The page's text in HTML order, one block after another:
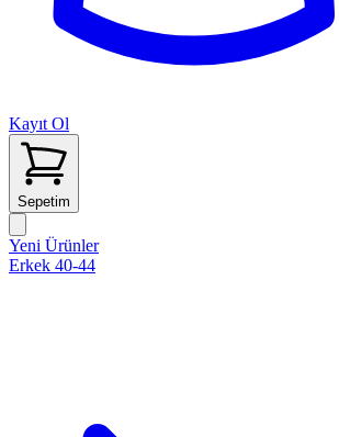
Kayıt Ol
Sepetim
Yeni Ürünler
Erkek 40-44